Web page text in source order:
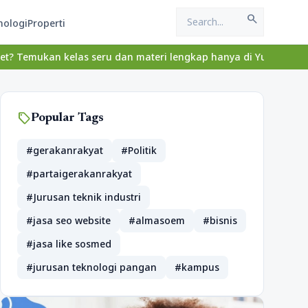
Properti search
seru dan materi lengkap hanya di YukBelajar.com.
sellPopular Tags
#gerakanrakyat
#Politik
#partaigerakanrakyat
#Jurusan teknik industri
#jasa seo website
#almasoem
#bisnis
#jasa like sosmed
#jurusan teknologi pangan
#kampus